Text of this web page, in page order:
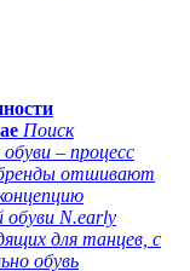
Поиск
– процесс
бренды отшивают
обуви N.early
для танцев, с
обувь